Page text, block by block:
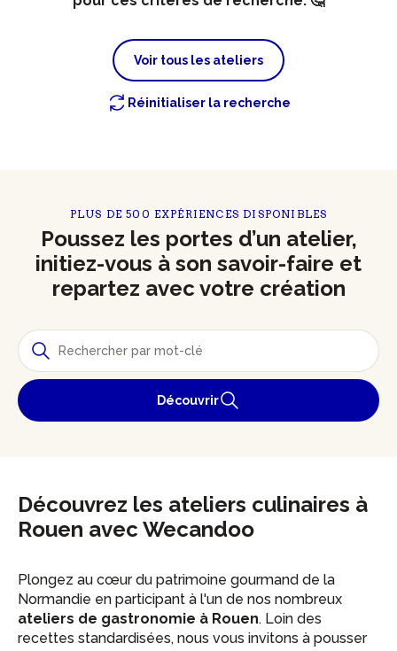
Voir tous les ateliers
Réinitialiser la recherche
PLUS DE 500 EXPÉRIENCES DISPONIBLES
Poussez les portes d’un atelier,
initiez-vous à son savoir-faire et
repartez avec votre création
Découvrir
Découvrez les ateliers culinaires à
Rouen avec Wecandoo
Plongez au cœur du patrimoine gourmand de la
Normandie en participant à l'un de nos nombreux
ateliers de gastronomie à Rouen. Loin des
recettes standardisées, nous vous invitons à pousser